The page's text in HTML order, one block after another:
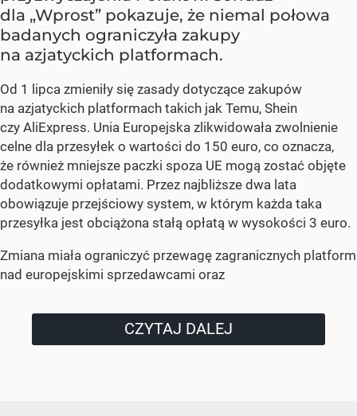
dla „Wprost” pokazuje, że niemal połowa
badanych ograniczyła zakupy
na azjatyckich platformach.
Od 1 lipca zmieniły się zasady dotyczące zakupów
na azjatyckich platformach takich jak Temu, Shein
czy AliExpress. Unia Europejska zlikwidowała zwolnienie
celne dla przesyłek o wartości do 150 euro, co oznacza,
że również mniejsze paczki spoza UE mogą zostać objęte
dodatkowymi opłatami. Przez najbliższe dwa lata
obowiązuje przejściowy system, w którym każda taka
przesyłka jest obciążona stałą opłatą w wysokości 3 euro.
Zmiana miała ograniczyć przewagę zagranicznych platform
nad europejskimi sprzedawcami oraz
CZYTAJ DALEJ